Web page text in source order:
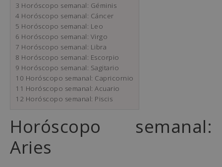
3 Horóscopo semanal: Géminis
4 Horóscopo semanal: Cáncer
5 Horóscopo semanal: Leo
6 Horóscopo semanal: Virgo
7 Horóscopo semanal: Libra
8 Horóscopo semanal: Escorpio
9 Horóscopo semanal: Sagitario
10 Horóscopo semanal: Capricornio
11 Horóscopo semanal: Acuario
12 Horóscopo semanal: Piscis
Horóscopo semanal:
Aries